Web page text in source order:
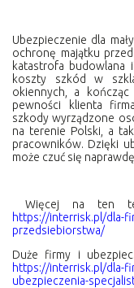
Ubezpieczenie dla
ochronę majątku
katastrofa budowlana
koszty szkód w
okiennych, a kończąc
pewności klienta
szkody wyrządzone
na terenie Polski, a
pracowników. Dzięki
może czuć się
Więcej na ten
https://interrisk.pl/dla-
przedsiebiorstwa/
Duże firmy i
https://interrisk.pl/dla-
ubezpieczenia-